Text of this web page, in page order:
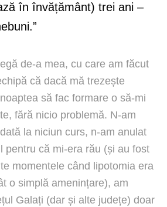
în învățământ) trei ani –
de-a mea, cu care am făcut
că dacă mă trezește
să fac formare o să-mi
fără nicio problemă. N-am
la niciun curs, n-am anulat
pentru că mi-era rău (și au fost
momentele când lipotomia era
o simplă amenințare), am
Galați (dar și alte județe) doar